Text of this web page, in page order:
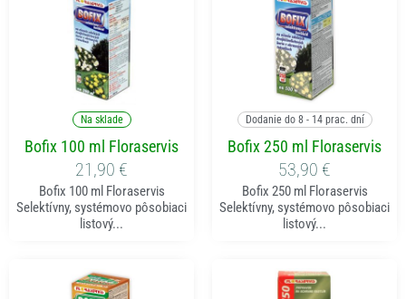
Pridať do košíka
Na sklade
Bofix 100 ml Floraservis
21,90 €
Bofix 100 ml Floraservis
Selektívny, systémovo pôsobiaci
listový...
Pridať do košíka
Dodanie do 8 - 14 prac. dní
Bofix 250 ml Floraservis
53,90 €
Bofix 250 ml Floraservis
Selektívny, systémovo pôsobiaci
listový...